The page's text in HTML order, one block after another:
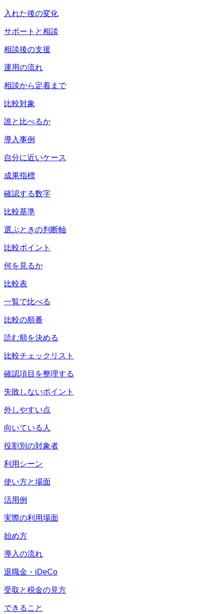
入れた後の変化
サポートと相談
相談後の支援
運用の流れ
相談から定着まで
比較対象
誰と比べるか
導入事例
自分に近いケース
成果指標
確認する数字
比較基準
選ぶときの判断軸
比較ポイント
何を見るか
比較表
一覧で比べる
比較の順番
読む順を決める
比較チェックリスト
確認項目を整理する
失敗しないポイント
外しやすい点
向いている人
役割別の対象者
利用シーン
使い方と場面
活用例
実際の利用場面
始め方
導入の流れ
退職金・iDeCo
受取と税金の見方
できること